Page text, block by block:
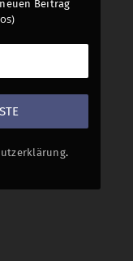
Beitrag
.